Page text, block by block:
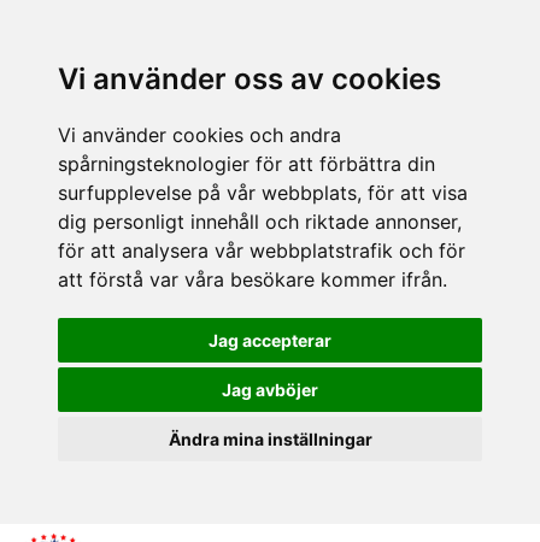
Vi använder oss av cookies
Vi använder cookies och andra
spårningsteknologier för att förbättra din
surfupplevelse på vår webbplats, för att visa
dig personligt innehåll och riktade annonser,
för att analysera vår webbplatstrafik och för
att förstå var våra besökare kommer ifrån.
Jag accepterar
Jag avböjer
Ändra mina inställningar